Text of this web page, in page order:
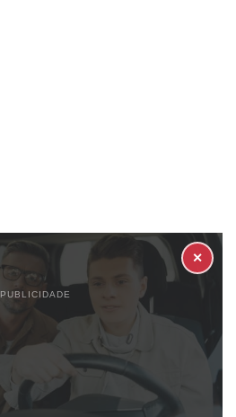
PUBLICIDADE
✕